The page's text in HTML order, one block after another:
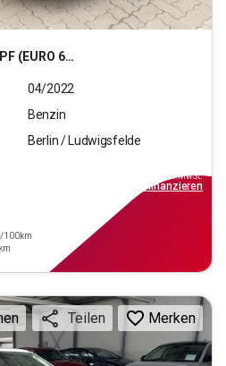
(EURO 6d)
04/2022
Benzin
Berlin / Ludwigsfelde
100km
inkl.MwSt.
finanzieren
Teilen Merken